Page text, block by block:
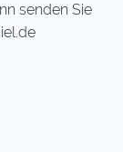
senden Sie